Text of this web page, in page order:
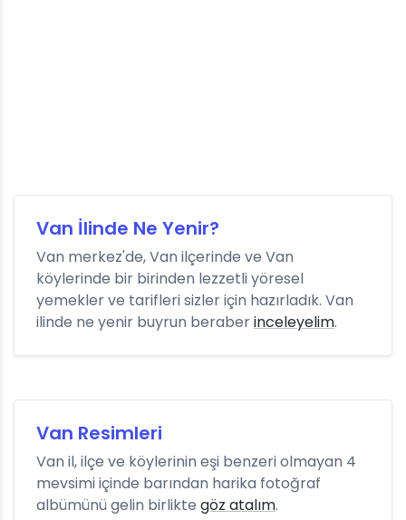
Van İlinde Ne Yenir?
Van merkez'de, Van ilçerinde ve Van
köylerinde bir birinden lezzetli yöresel
yemekler ve tarifleri sizler için hazırladık. Van
ilinde ne yenir buyrun beraberinceleyelim.
Van Resimleri
Van il, ilçe ve köylerinin eşi benzeri olmayan 4
mevsimi içinde barından harika fotoğraf
albümünü gelin birlikte göz atalım.